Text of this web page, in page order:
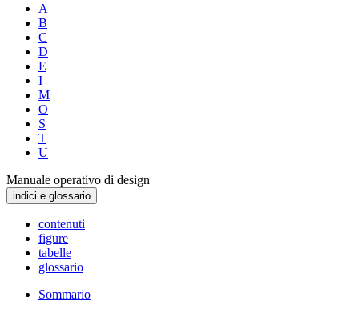
A
B
C
D
E
I
M
O
S
T
U
Manuale operativo di design
indici e glossario
contenuti
figure
tabelle
glossario
Sommario